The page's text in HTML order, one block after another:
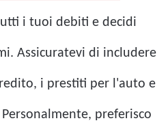
i tuoi debiti e decidi
Assicuratevi di includere
i prestiti per l'auto e
preferisco